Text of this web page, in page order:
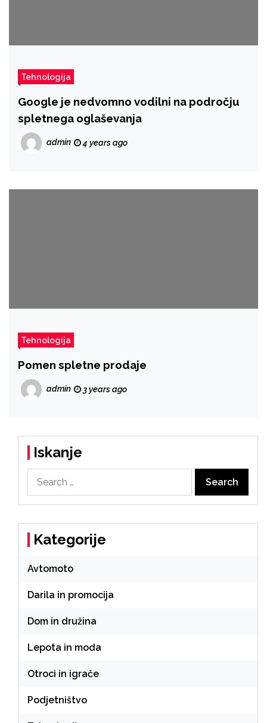
Tehnologija
Google je nedvomno vodilni na področju
spletnega oglaševanja
admin 4 years ago
Tehnologija
Pomen spletne prodaje
admin 3 years ago
Iskanje
Kategorije
Avtomoto
Darila in promocija
Dom in družina
Lepota in moda
Otroci in igrače
Podjetništvo